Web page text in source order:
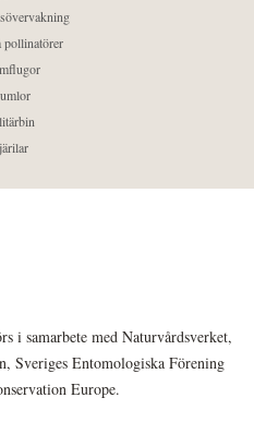
pollinatörer
i samarbete med Naturvårdsverket,
Sveriges Entomologiska Förening
Europe.